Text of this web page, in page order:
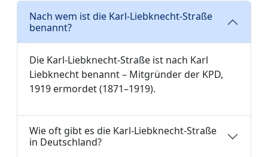
Nach wem ist die Karl-Liebknecht-Straße
benannt?
Die Karl-Liebknecht-Straße ist nach Karl
Liebknecht benannt – Mitgründer der KPD,
1919 ermordet (1871–1919).
Wie oft gibt es die Karl-Liebknecht-Straße
in Deutschland?